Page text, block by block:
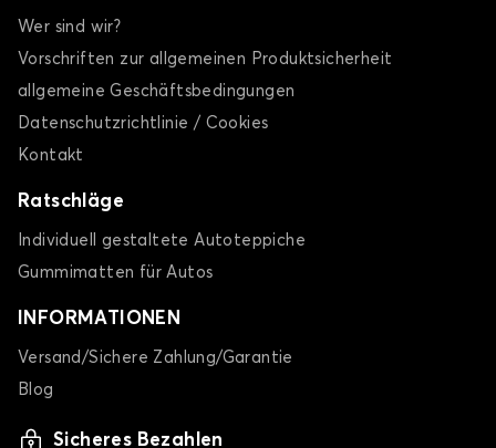
Wer sind wir?
Vorschriften zur allgemeinen Produktsicherheit
allgemeine Geschäftsbedingungen
Datenschutzrichtlinie / Cookies
Kontakt
Ratschläge
Individuell gestaltete Autoteppiche
Gummimatten für Autos
INFORMATIONEN
Versand/Sichere Zahlung/Garantie
Blog
Sicheres Bezahlen